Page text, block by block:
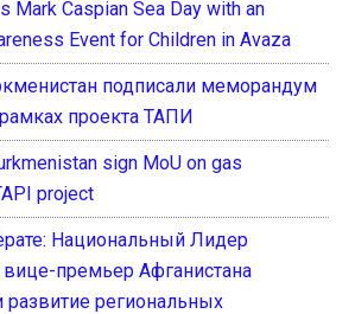
Mark Caspian Sea Day with an
Event for Children in Avaza
подписали меморандум
проекта ТАПИ
sign MoU on gas
project
Национальный Лидер
вице-премьер Афганистана
региональных